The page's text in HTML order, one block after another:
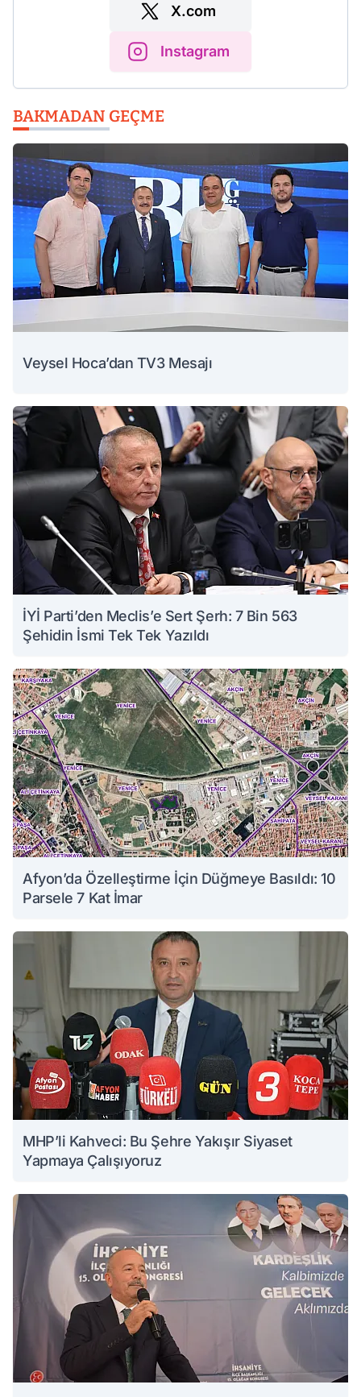
X.com
Instagram
BAKMADAN GEÇME
Veysel Hoca’dan TV3 Mesajı
İYİ Parti’den Meclis’e Sert Şerh: 7 Bin 563
Şehidin İsmi Tek Tek Yazıldı
Afyon’da Özelleştirme İçin Düğmeye Basıldı: 10
Parsele 7 Kat İmar
MHP’li Kahveci: Bu Şehre Yakışır Siyaset
Yapmaya Çalışıyoruz